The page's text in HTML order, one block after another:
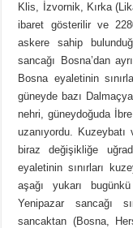
Klis, İzvornik, Kırka
ibaret gösterilir ve
askere sahip
sancağı Bosna’dan
Bosna eyaletinin
güneyde bazı
nehri, güneydoğuda
uzanıyordu. Kuzeybatı
biraz değişikliğe
eyaletinin sınırları
aşağı yukarı
Yenipazar sancağı
sancaktan (Bosna,